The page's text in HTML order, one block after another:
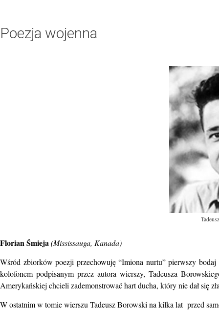
Poezja wojenna
Florian Śmieja(Mississauga, Kanada)
Wśród zbiorków poezji przechowuję “Imiona nurtu” pierwszy
kolofonem podpisanym przez autora wierszy, Tadeusza
Amerykańskiej chcieli zademonstrować hart ducha, który nie dał się
W ostatnim w tomie wierszu Tadeusz Borowski na kilka lat przed